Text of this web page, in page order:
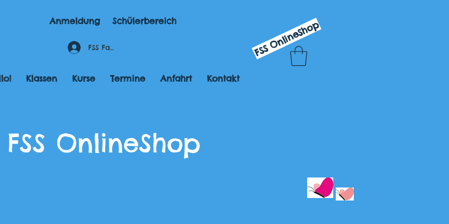
Anmeldung Schülerbereich
FSS Fahrstundenportal FSS OnlineShop
Klassen Kurse Termine Anfahrt Kontakt
FSS OnlineShop